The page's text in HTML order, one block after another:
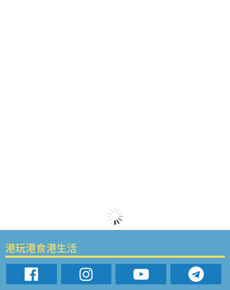
港玩港食港生活